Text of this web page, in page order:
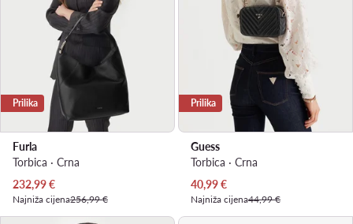
Prilika
Furla
Torbica · Crna
Trenutna cijena
232,99€
Najniža cijena256,99 €
Prilika
Guess
Torbica · Crna
Trenutna cijena
40,99€
Najniža cijena44,99 €